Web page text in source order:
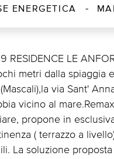
ENERGETICA
RESIDENCE LE
metri dalla
via Sant'
vicino al
propone in
( terrazzo a
La soluzione